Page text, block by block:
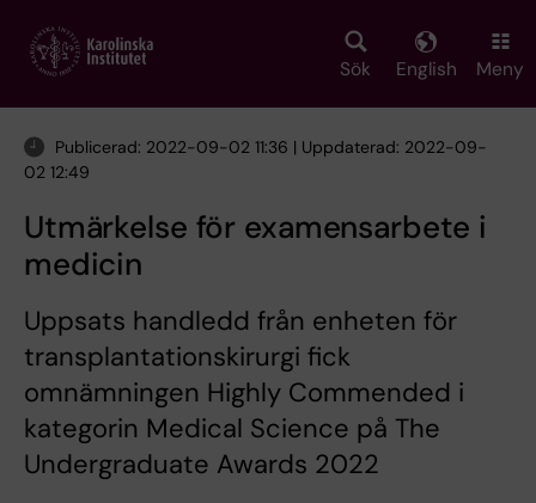
main
Sök English Meny
Publicerad: 2022-09-02 11:36 | Uppdaterad: 2022-09-
02 12:49
Utmärkelse för examensarbete i
medicin
Uppsats handledd från enheten för
transplantationskirurgi fick
omnämningen Highly Commended i
kategorin Medical Science på The
Undergraduate Awards 2022